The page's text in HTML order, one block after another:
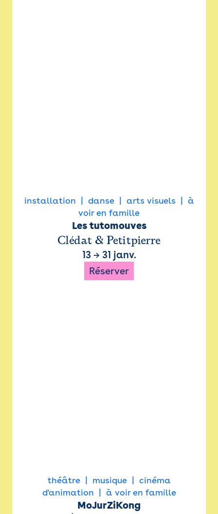
installation danse arts visuels
à
voir en famille
Les tutomouves
Clédat & Petitpierre
13→ 31 janv.
Réserver
théâtre musique
cinéma
d'animation
à voir en famille
MoJurZiKong